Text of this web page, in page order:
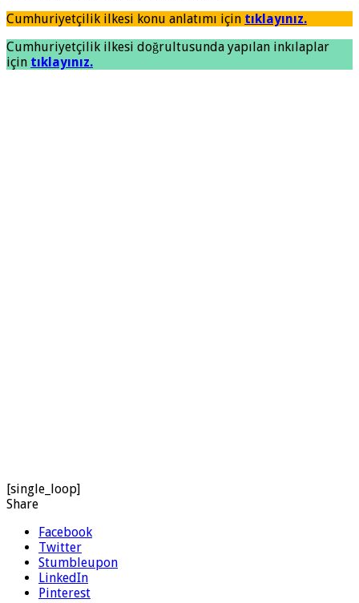
Cumhuriyetçilik ilkesi konu anlatımı için tıklayınız.
Cumhuriyetçilik ilkesi doğrultusunda yapılan inkılaplar
için tıklayınız.
[single_loop]
Share
Facebook
Twitter
Stumbleupon
LinkedIn
Pinterest